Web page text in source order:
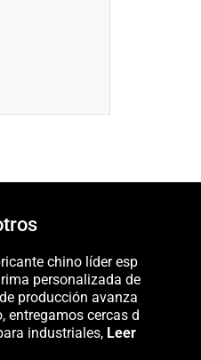
chino líder esp
personalizada de
producción avanza
entregamos cercas d
industriales, Leer